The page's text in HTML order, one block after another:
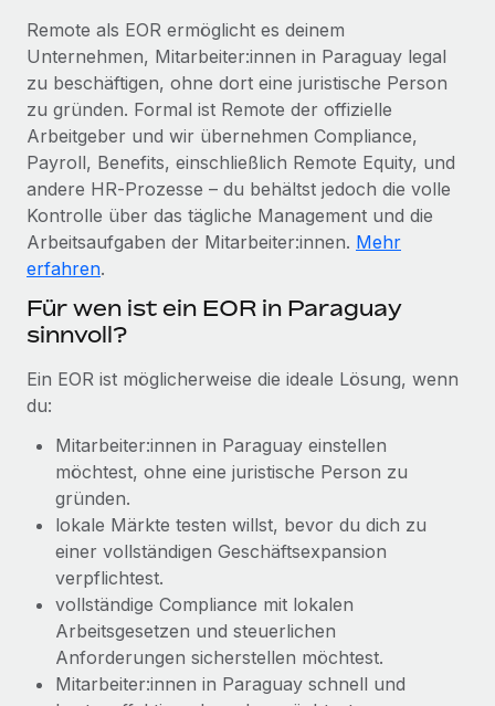
Compliance Watchtower
Lückenlose Compliance
Geräteverwaltung
Globale Bereitstellung und Verfolgung von IT-
Geräten
Gründung von Niederlassungen
Schnelle, rechtssichere Gründung von
Mobilität und Relocation
Benefits
Mühelose Verwaltung von Benefits
So hat der KI-Vorreiter Weaviate sein Team mit
Remote um 120 % vergrößert
Weaviate auf einen Blick Weaviate entwickelt KI-basierte
Open-Source-Infrastrukturen. Das...
Mehr erfahren
Strategische Partnerschaft zwischen
Reverse Tech und Remote für Contractor
Management und Payroll
Reverse Tech auf einen Blick Das Gesundheits- und
Wellness-Startup Reverse Tech hat das globale...
Mehr erfahren
BLOG
Globale Payroll
EOR und PEO
Contractor Management
Den Blog erkunden
BLOG
Gusto und Zero und Contractor Management
Plus
Auch im neuen Jahr wollen wir bei Remote Unternehmen
aller Größen dabei unterstützen, die beste...
Mehr erfahren
Wie Phiture 55 Mitarbeiter:innen in 19 Ländern
mit Remote verwaltet
Remote als EOR ermöglicht es deinem
Unternehmen, Mitarbeiter:innen in Paraguay legal
zu beschäftigen, ohne dort eine juristische Person
zu gründen. Formal ist Remote der offizielle
Arbeitgeber und wir übernehmen Compliance,
Payroll, Benefits, einschließlich Remote Equity, und
andere HR‑Prozesse – du behältst jedoch die volle
Kontrolle über das tägliche Management und die
Arbeitsaufgaben der Mitarbeiter:innen. Mehr
erfahren.
Für wen ist ein EOR in Paraguay
sinnvoll?
Ein EOR ist möglicherweise die ideale Lösung, wenn
du:
Mitarbeiter:innen in Paraguay einstellen
möchtest, ohne eine juristische Person zu
gründen.
lokale Märkte testen willst, bevor du dich zu
einer vollständigen Geschäftsexpansion
verpflichtest.
vollständige Compliance mit lokalen
Arbeitsgesetzen und steuerlichen
Anforderungen sicherstellen möchtest.
Mitarbeiter:innen in Paraguay schnell und